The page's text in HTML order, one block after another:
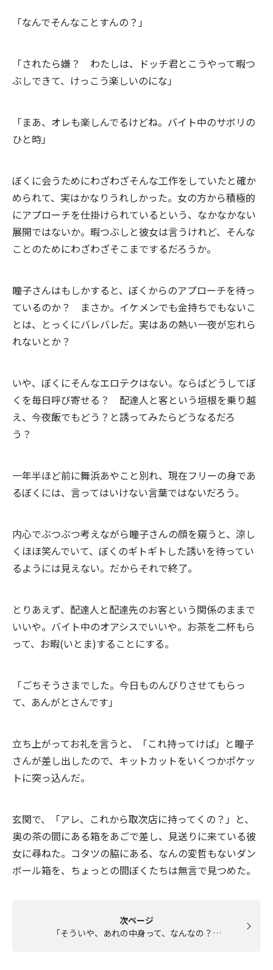
「なんでそんなことすんの？」
「されたら嫌？ わたしは、ドッチ君とこうやって暇つ
ぶしできて、けっこう楽しいのにな」
「まあ、オレも楽しんでるけどね。バイト中のサボリの
ひと時」
ぼくに会うためにわざわざそんな工作をしていたと確か
められて、実はかなりうれしかった。女の方から積極的
にアプローチを仕掛けられているという、なかなかない
展開ではないか。暇つぶしと彼女は言うけれど、そんな
ことのためにわざわざそこまでするだろうか。
瞳子さんはもしかすると、ぼくからのアプローチを待っ
ているのか？ まさか。イケメンでも金持ちでもないこ
とは、とっくにバレバレだ。実はあの熱い一夜が忘れら
れないとか？
いや、ぼくにそんなエロテクはない。ならばどうしてぼ
くを毎日呼び寄せる？ 配達人と客という垣根を乗り越
え、今夜飯でもどう？と誘ってみたらどうなるだろ
う？
一年半ほど前に舞浜あやこと別れ、現在フリーの身であ
るぼくには、言ってはいけない言葉ではないだろう。
内心でぶつぶつ考えながら瞳子さんの顔を窺うと、涼し
くほほ笑んでいて、ぼくのギトギトした誘いを待ってい
るようには見えない。だからそれで終了。
とりあえず、配達人と配達先のお客という関係のままで
いいや。バイト中のオアシスでいいや。お茶を二杯もら
って、お暇(いとま)することにする。
「ごちそうさまでした。今日ものんびりさせてもらっ
て、あんがとさんです」
立ち上がってお礼を言うと、「これ持ってけば」と瞳子
さんが差し出したので、キットカットをいくつかポケッ
トに突っ込んだ。
玄関で、「アレ、これから取次店に持ってくの？」と、
奥の茶の間にある箱をあごで差し、見送りに来ている彼
女に尋ねた。コタツの脇にある、なんの変哲もないダン
ボール箱を、ちょっとの間ぼくたちは無言で見つめた。
次ページ
「そういや、あれの中身って、なんなの？…